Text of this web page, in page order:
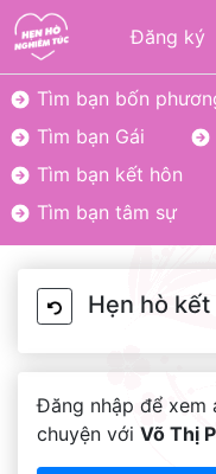
Đăng ký
Tìm bạn bốn
Tìm bạn Gái
Tìm bạn kết hôn
Tìm bạn tâm sự
Hẹn hò kết
Đăng nhập để xem
chuyện với Võ Thị